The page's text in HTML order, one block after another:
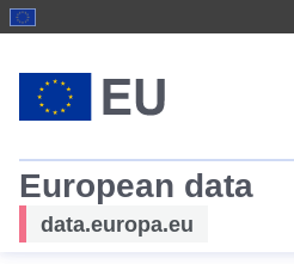
European data
data.europa.eu